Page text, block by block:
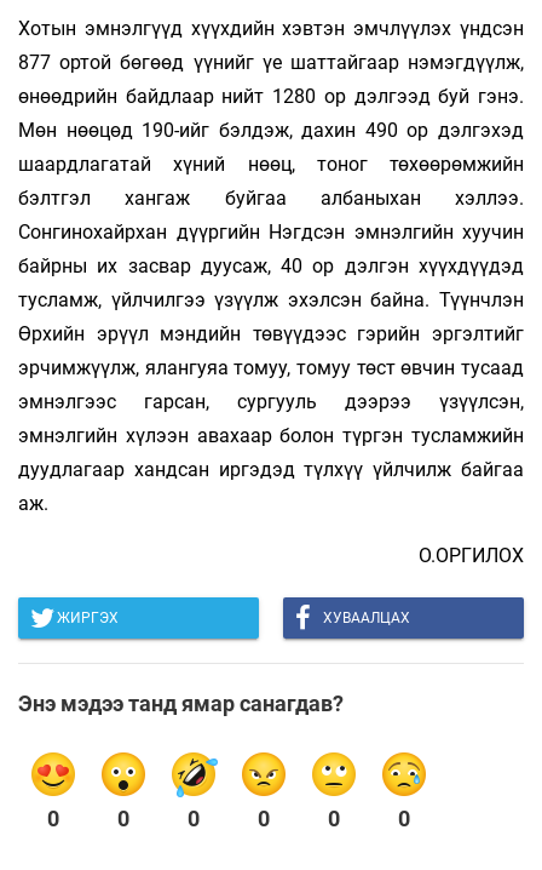
Хотын эмнэлгүүд хүүхдийн хэвтэн эмчлүүлэх үндсэн
877 ортой бөгөөд үүнийг үе шаттайгаар нэмэгдүүлж,
өнөөдрийн байдлаар нийт 1280 ор дэлгээд буй гэнэ.
Мөн нөөцөд 190-ийг бэлдэж, дахин 490 ор дэлгэхэд
шаардлагатай хүний нөөц, тоног төхөөрөмжийн
бэлтгэл хангаж буйгаа албаныхан хэллээ.
Сонгинохайрхан дүүргийн Нэгдсэн эмнэлгийн хуучин
байрны их засвар дуусаж, 40 ор дэлгэн хүүхдүүдэд
тусламж, үйлчилгээ үзүүлж эхэлсэн байна. Түүнчлэн
Өрхийн эрүүл мэндийн төвүүдээс гэрийн эргэлтийг
эрчимжүүлж, ялангуяа томуу, томуу төст өвчин тусаад
эмнэлгээс гарсан, сургууль дээрээ үзүүлсэн,
эмнэлгийн хүлээн авахаар болон түргэн тусламжийн
дуудлагаар хандсан иргэдэд түлхүү үйлчилж байгаа
аж.
О.ОРГИЛОХ
ЖИРГЭХ ХУВААЛЦАХ
Энэ мэдээ танд ямар санагдав?
0 0 0 0 0 0